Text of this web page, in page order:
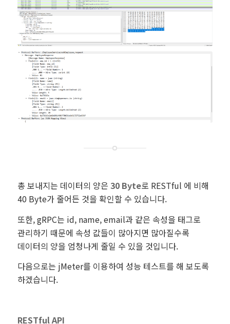
총 보내지는 데이터의 양은 30 Byte로 RESTful 에 비해
40 Byte가 줄어든 것을 확인할 수 있습니다.
또한, gRPC는 id, name, email과 같은 속성을 태그로
관리하기 때문에 속성 값들이 많아지면 많아질수록
데이터의 양을 엄청나게 줄일 수 있을 것입니다.
다음으로는 jMeter를 이용하여 성능 테스트를 해 보도록
하겠습니다.
RESTful API